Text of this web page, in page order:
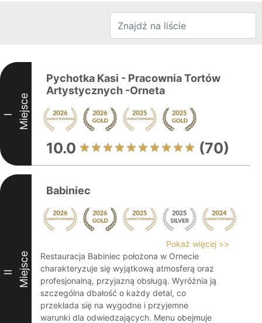
I Miejsce
Pychotka Kasi - Pracownia Tortów
Artystycznych -Orneta
10.0 (70)
II Miejsce
Babiniec
Pokaż więcej >>
Restauracja Babiniec położona w Ornecie
charakteryzuje się wyjątkową atmosferą oraz
profesjonalną, przyjazną obsługą. Wyróżnia ją
szczególna dbałość o każdy detal, co
przekłada się na wygodne i przyjemne
warunki dla odwiedzających. Menu obejmuje